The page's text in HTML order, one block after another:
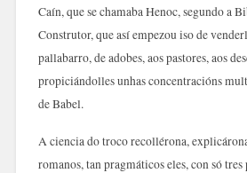
Caín, que se chamaba Henoc, segundo a
Construtor, que así empezou iso de
pallabarro, de adobes, aos pastores, aos
propiciándolles unhas concentracións
de Babel.
A ciencia do troco recollérona,
romanos, tan pragmáticos eles, con só